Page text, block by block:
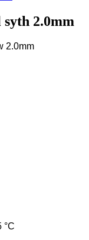
2.0mm
2.0mm
°C